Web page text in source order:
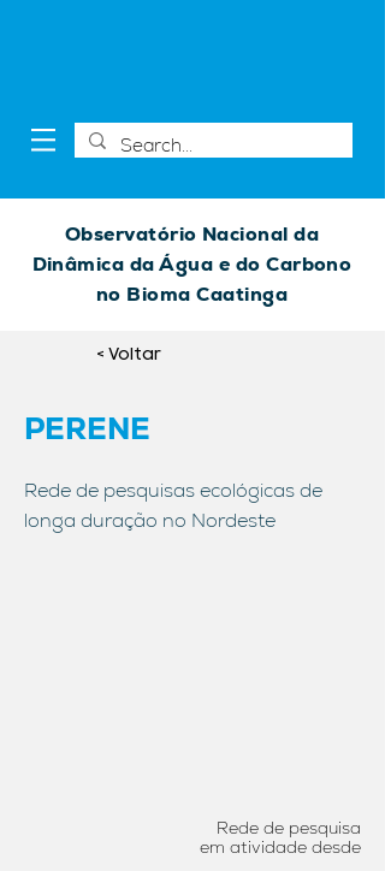
Observatório Nacional da
Dinâmica da Água e do Carbono
no Bioma Caatinga
< Voltar
PERENE
Rede de pesquisas ecológicas de
longa duração no Nordeste
Rede de pesquisa
em atividade desde